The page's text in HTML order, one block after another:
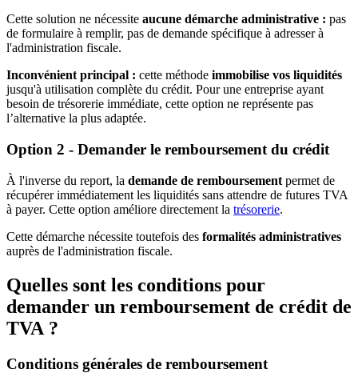
Cette solution ne nécessite aucune démarche administrative : pas
de formulaire à remplir, pas de demande spécifique à adresser à
l'administration fiscale.
Inconvénient principal : cette méthode immobilise vos liquidités
jusqu'à utilisation complète du crédit. Pour une entreprise ayant
besoin de trésorerie immédiate, cette option ne représente pas
l’alternative la plus adaptée.
Option 2 - Demander le remboursement du crédit
À l'inverse du report, la demande de remboursement permet de
récupérer immédiatement les liquidités sans attendre de futures TVA
à payer. Cette option améliore directement la trésorerie.
Cette démarche nécessite toutefois des formalités administratives
auprès de l'administration fiscale.
Quelles sont les conditions pour
demander un remboursement de crédit de
TVA ?
Conditions générales de remboursement